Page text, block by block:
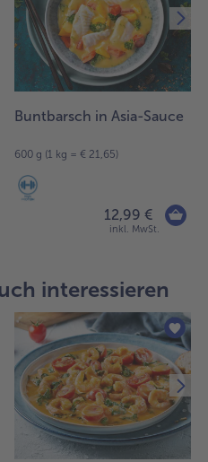
Buntbarsch in Asia-Sauce
600 g (1 kg = € 21,65)
12,99 €
inkl. MwSt.
interessieren